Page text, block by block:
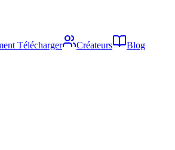
Télécharger Créateurs Blog